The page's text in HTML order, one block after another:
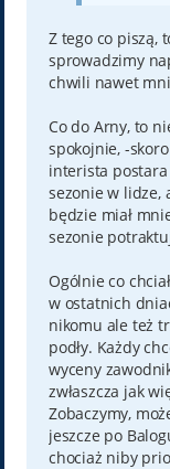
Z tego co piszą,
sprowadzimy
chwili nawet
Co do Arny, to
spokojnie, -
interista postara
sezonie w lidze,
będzie miał
sezonie
Ogólnie co
w ostatnich
nikomu ale też
podły. Każdy
wyceny
zwłaszcza jak
Zobaczymy,
jeszcze po
chociaż niby